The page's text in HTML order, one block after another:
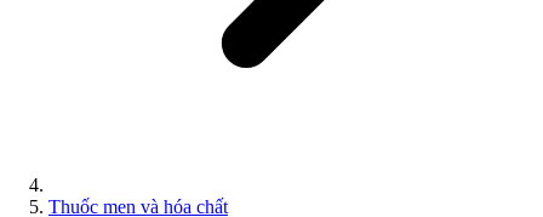
Thuốc men và hóa chất